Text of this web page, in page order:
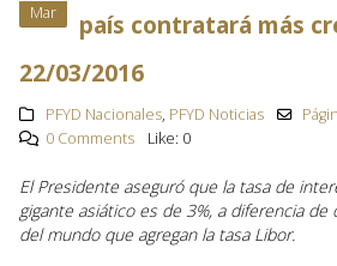
Mar
país contratará más
22/03/2016
PFYD Nacionales, PFYD Noticias
0 Comments
Like: 0
El Presidente aseguró que la tasa de
gigante asiático es de 3%, a diferencia
del mundo que agregan la tasa Libor.